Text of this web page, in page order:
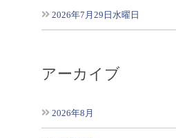
2026年7月29日水曜日
アーカイブ
2026年8月